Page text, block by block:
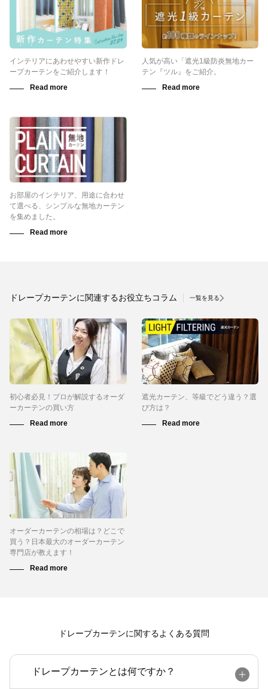
インテリアにあわせやすい新作ドレ
ープカーテンをご紹介します！
人気が高い「遮光1級防炎無地カー
テン『ツル』をご紹介。
お部屋のインテリア、用途に合わせ
て選べる、シンプルな無地カーテン
を集めました。
ドレープカーテンに関連するお役立ちコラム 一覧を見る
初心者必見！プロが解説するオーダ
ーカーテンの買い方
遮光カーテン、等級でどう違う？選
び方は？
オーダーカーテンの相場は？どこで
買う？日本最大のオーダーカーテン
専門店が教えます！
ドレープカーテンに関するよくある質問
ドレープカーテンとは何ですか？